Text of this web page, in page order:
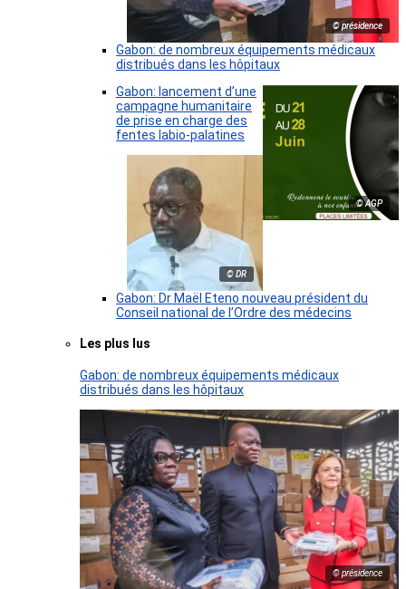
© présidence
Gabon: de nombreux équipements médicaux
distribués dans les hôpitaux
© AGP
Gabon: lancement d’une
campagne humanitaire
de prise en charge des
fentes labio-palatines
© DR
Gabon: Dr Maël Eteno nouveau président du
Conseil national de l’Ordre des médecins
Les plus lus
Gabon: de nombreux équipements médicaux
distribués dans les hôpitaux
© présidence